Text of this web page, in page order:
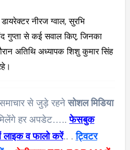
नीरज ग्वाल, सुरभि
गुप्ता से कई सवाल किए, जिनका
अतिथि अध्यापक शिशु कुमार सिंह
से जुड़े रहनेसोशल मिडिया
हर अपडेट…..फेसबुक
व फालो करें.. .ट्विटर